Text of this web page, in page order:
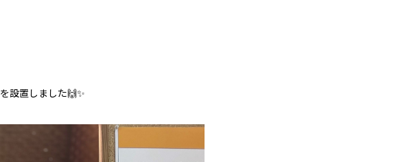
を設置しました🙌✨